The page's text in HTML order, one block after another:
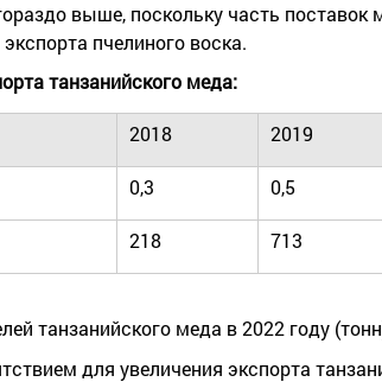
выше, поскольку часть
пчелиного воска.
танзанийского меда:
2018 2019
0,3 0,5
218 713
танзанийского меда в 2022 году
для увеличения экспорта